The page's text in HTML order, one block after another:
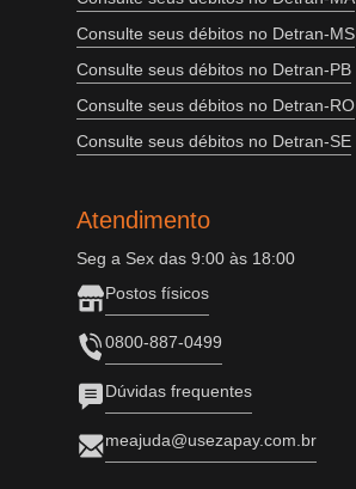
Consulte seus débitos no Detran-MS
Consulte seus débitos no Detran-PB
Consulte seus débitos no Detran-RO
Consulte seus débitos no Detran-SE
Atendimento
Seg a Sex das 9:00 às 18:00
Postos físicos
0800-887-0499
Dúvidas frequentes
meajuda@usezapay.com.br